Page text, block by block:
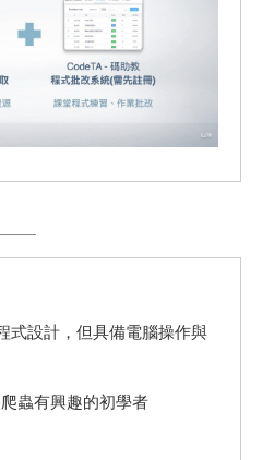
式設計，但具備電腦操作與
蟲有興趣的初學者